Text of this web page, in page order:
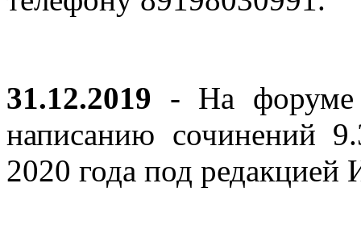
31.12.2019 - На форуме
написанию сочинений
2020 года под